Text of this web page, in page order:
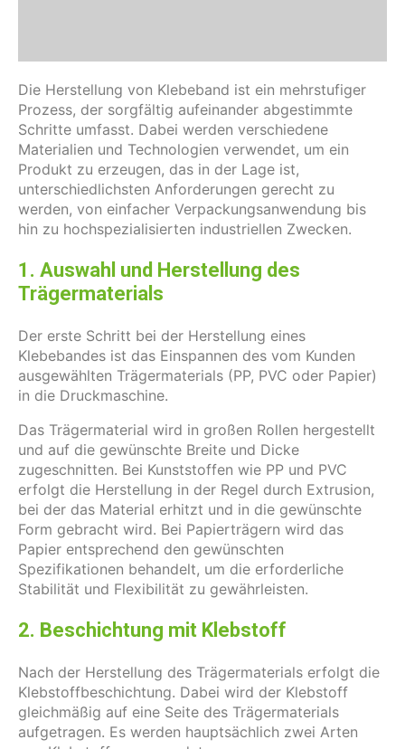
Die Herstellung von Klebeband ist ein mehrstufiger
Prozess, der sorgfältig aufeinander abgestimmte
Schritte umfasst. Dabei werden verschiedene
Materialien und Technologien verwendet, um ein
Produkt zu erzeugen, das in der Lage ist,
unterschiedlichsten Anforderungen gerecht zu
werden, von einfacher Verpackungsanwendung bis
hin zu hochspezialisierten industriellen Zwecken.
1. Auswahl und Herstellung des
Trägermaterials
Der erste Schritt bei der Herstellung eines
Klebebandes ist das Einspannen des vom Kunden
ausgewählten Trägermaterials (PP, PVC oder Papier)
in die Druckmaschine.
Das Trägermaterial wird in großen Rollen hergestellt
und auf die gewünschte Breite und Dicke
zugeschnitten. Bei Kunststoffen wie PP und PVC
erfolgt die Herstellung in der Regel durch Extrusion,
bei der das Material erhitzt und in die gewünschte
Form gebracht wird. Bei Papierträgern wird das
Papier entsprechend den gewünschten
Spezifikationen behandelt, um die erforderliche
Stabilität und Flexibilität zu gewährleisten.
2. Beschichtung mit Klebstoff
Nach der Herstellung des Trägermaterials erfolgt die
Klebstoffbeschichtung. Dabei wird der Klebstoff
gleichmäßig auf eine Seite des Trägermaterials
aufgetragen. Es werden hauptsächlich zwei Arten